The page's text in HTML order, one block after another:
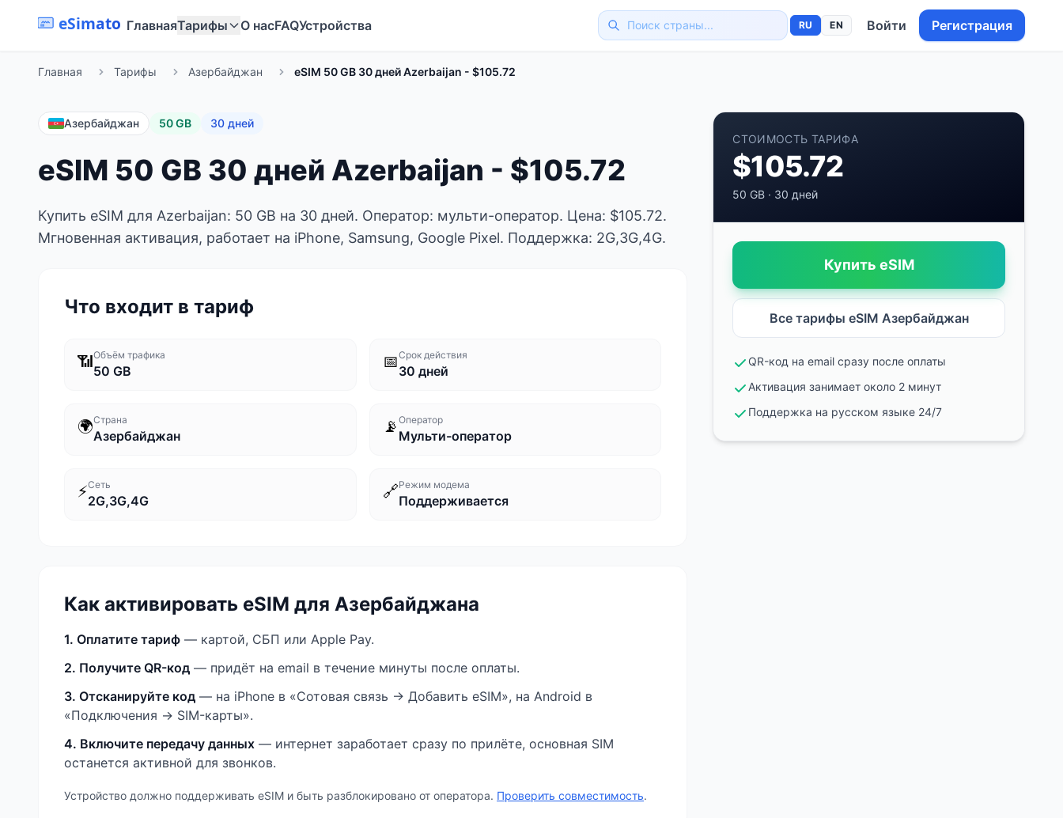
eSimato ГлавнаяТарифы О насFAQУстройства RU EN Войти Регистрация
Главная Тарифы Азербайджан eSIM 50 GB 30 дней Azerbaijan - $105.72
Азербайджан 50 GB 30 дней
eSIM 50 GB 30 дней Azerbaijan - $105.72
Купить eSIM для Azerbaijan: 50 GB на 30 дней. Оператор: мульти-оператор. Цена: $105.72.
Мгновенная активация, работает на iPhone, Samsung, Google Pixel. Поддержка: 2G,3G,4G.
Что входит в тариф
📶Объём трафика
50 GB 📅Срок действия
30 дней
🌍Страна
Азербайджан 📡 Оператор
Мульти-оператор
⚡Сеть
2G,3G,4G 🔗Режим модема
Поддерживается
Как активировать eSIM для Азербайджана
1. Оплатите тариф — картой, СБП или Apple Pay.
2. Получите QR-код — придёт на email в течение минуты после оплаты.
3. Отсканируйте код — на iPhone в «Сотовая связь → Добавить eSIM», на Android в
«Подключения → SIM-карты».
4. Включите передачу данных — интернет заработает сразу по прилёте, основная SIM
останется активной для звонков.
Устройство должно поддерживать eSIM и быть разблокировано от оператора. Проверить совместимость.
СТОИМОСТЬ ТАРИФА
$105.72
50 GB · 30 дней
Купить eSIM
Все тарифы eSIM Азербайджан
QR-код на email сразу после оплаты
Активация занимает около 2 минут
Поддержка на русском языке 24/7